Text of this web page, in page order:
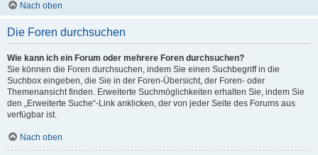
Nach oben
Die Foren durchsuchen
Wie kann ich ein Forum oder mehrere Foren durchsuchen?
Sie können die Foren durchsuchen, indem Sie einen Suchbegriff in die
Suchbox eingeben, die Sie in der Foren-Übersicht, der Foren- oder
Themenansicht finden. Erweiterte Suchmöglichkeiten erhalten Sie, indem Sie
den „Erweiterte Suche“-Link anklicken, der von jeder Seite des Forums aus
verfügbar ist.
Nach oben